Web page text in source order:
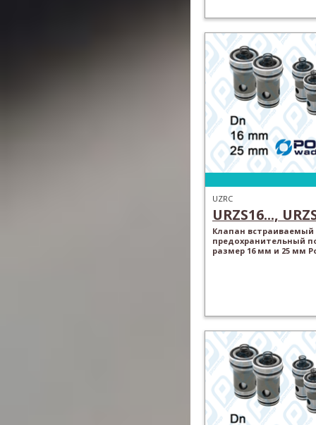
UZRC
URZS16...,
Клапан встраиваемый
предохранительный
размер 16 мм и 25 мм